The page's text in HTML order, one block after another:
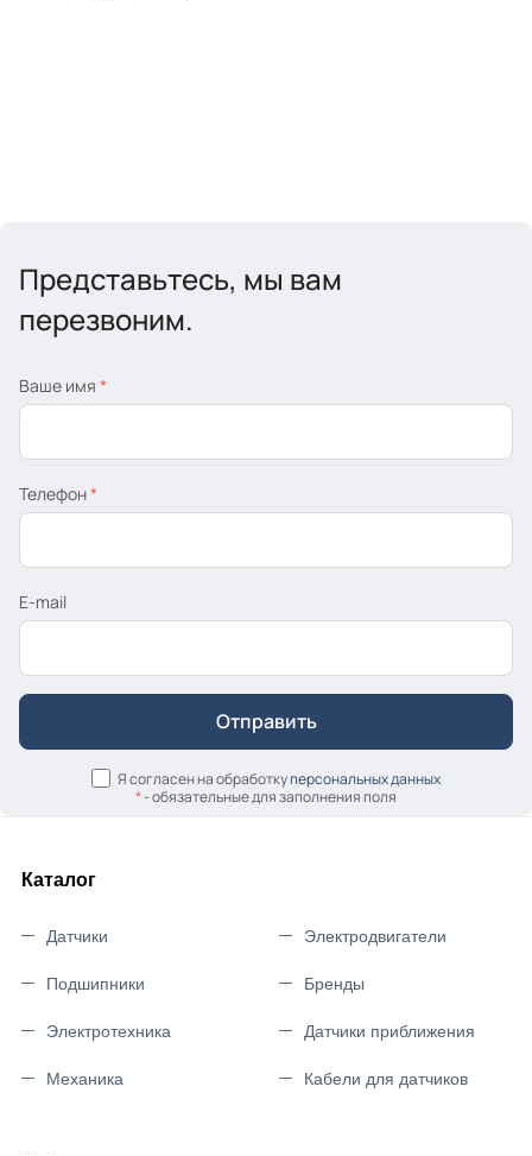
Представьтесь, мы вам
перезвоним.
Ваше имя *
Телефон*
E-mail
Я согласен на обработкуперсональных данных
*- обязательные для заполнения поля
Каталог
Датчики
Подшипники
Электротехника
Механика
Электродвигатели
Бренды
Датчики приближения
Кабели для датчиков